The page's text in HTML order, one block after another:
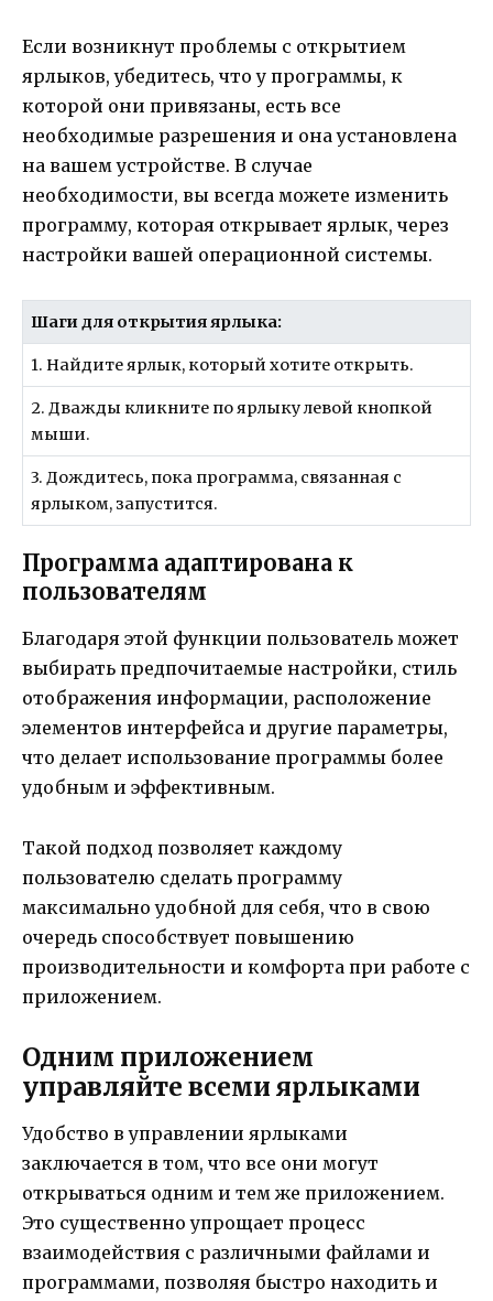
Если возникнут проблемы с открытием
ярлыков, убедитесь, что у программы, к
которой они привязаны, есть все
необходимые разрешения и она установлена
на вашем устройстве. В случае
необходимости, вы всегда можете изменить
программу, которая открывает ярлык, через
настройки вашей операционной системы.
Шаги для открытия ярлыка:
1. Найдите ярлык, который хотите открыть.
2. Дважды кликните по ярлыку левой кнопкой
мыши.
3. Дождитесь, пока программа, связанная с
ярлыком, запустится.
Программа адаптирована к
пользователям
Благодаря этой функции пользователь может
выбирать предпочитаемые настройки, стиль
отображения информации, расположение
элементов интерфейса и другие параметры,
что делает использование программы более
удобным и эффективным.
Такой подход позволяет каждому
пользователю сделать программу
максимально удобной для себя, что в свою
очередь способствует повышению
производительности и комфорта при работе с
приложением.
Одним приложением
управляйте всеми ярлыками
Удобство в управлении ярлыками
заключается в том, что все они могут
открываться одним и тем же приложением.
Это существенно упрощает процесс
взаимодействия с различными файлами и
программами, позволяя быстро находить и